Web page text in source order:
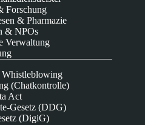
Forschung
& Pharmazie
& NPOs
Verwaltung
(Chatkontrolle)
Act
Gesetz (DDG)
(DigiG)